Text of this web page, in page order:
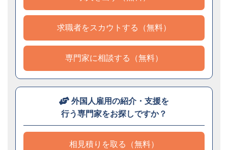
求職者をスカウトする（無料）
専門家に相談する（無料）
外国人雇用の紹介・支援を
行う専門家をお探しですか？
相見積りを取る（無料）